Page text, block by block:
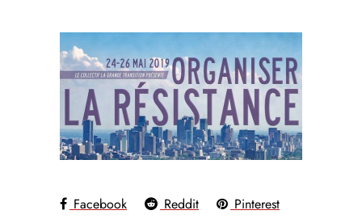
Facebook Reddit
Pinterest